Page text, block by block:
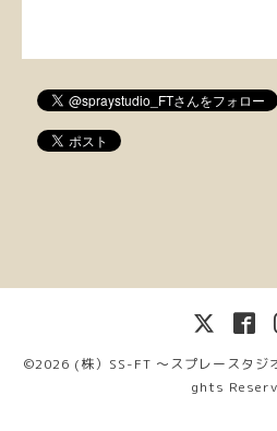
©2026 (株）SS-FT 〜スプレースタジ
ghts